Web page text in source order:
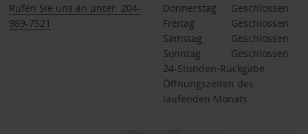
Rufen Sie uns an unter: 204-
989-7521
Donnerstag
Geschlossen
Freitag
Geschlossen
Samstag
Geschlossen
Sonntag
Geschlossen
24-Stunden-Rückgabe.
Öffnungszeiten des
laufenden Monats.